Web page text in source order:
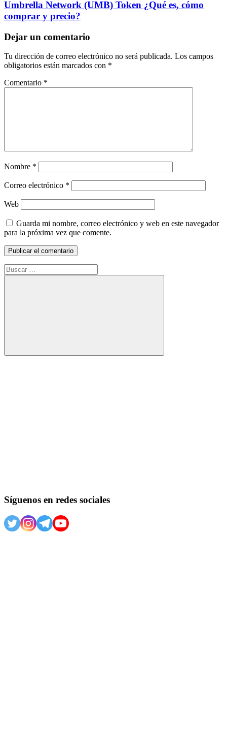
Umbrella Network (UMB) Token ¿Qué es, cómo
comprar y precio?
Dejar un comentario
Tu dirección de correo electrónico no será publicada. Los campos
obligatorios están marcados con *
Comentario *
Nombre *
Correo electrónico *
Web
Guarda mi nombre, correo electrónico y web en este navegador
para la próxima vez que comente.
Buscar:
Buscar
Síguenos en redes sociales